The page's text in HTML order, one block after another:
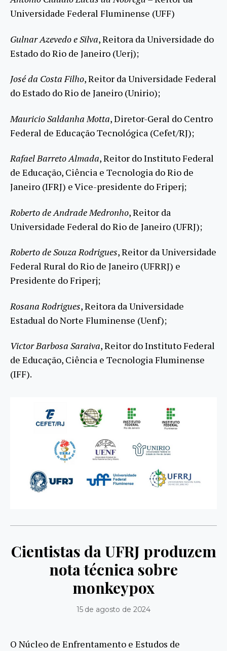
Universidade Federal Fluminense (UFF)
Gulnar Azevedo e Silva, Reitora da Universidade do
Estado do Rio de Janeiro (Uerj);
José da Costa Filho, Reitor da Universidade Federal
do Estado do Rio de Janeiro (Unirio);
Mauricio Saldanha Motta, Diretor-Geral do Centro
Federal de Educação Tecnológica (Cefet/RJ);
Rafael Barreto Almada, Reitor do Instituto Federal
de Educação, Ciência e Tecnologia do Rio de
Janeiro (IFRJ) e Vice-presidente do Friperj;
Roberto de Andrade Medronho, Reitor da
Universidade Federal do Rio de Janeiro (UFRJ);
Roberto de Souza Rodrigues, Reitor da Universidade
Federal Rural do Rio de Janeiro (UFRRJ) e
Presidente do Friperj;
Rosana Rodrigues, Reitora da Universidade
Estadual do Norte Fluminense (Uenf);
Victor Barbosa Saraiva, Reitor do Instituto Federal
de Educação, Ciência e Tecnologia Fluminense
(IFF).
Cientistas da UFRJ produzem
nota técnica sobre
monkeypox
15 de agosto de 2024
O Núcleo de Enfrentamento e Estudos de